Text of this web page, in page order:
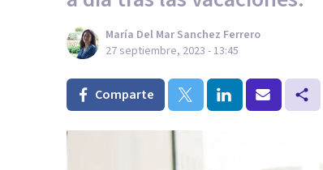
María Del Mar Sanchez Ferrero
27 septiembre, 2023 - 13:45
Comparte